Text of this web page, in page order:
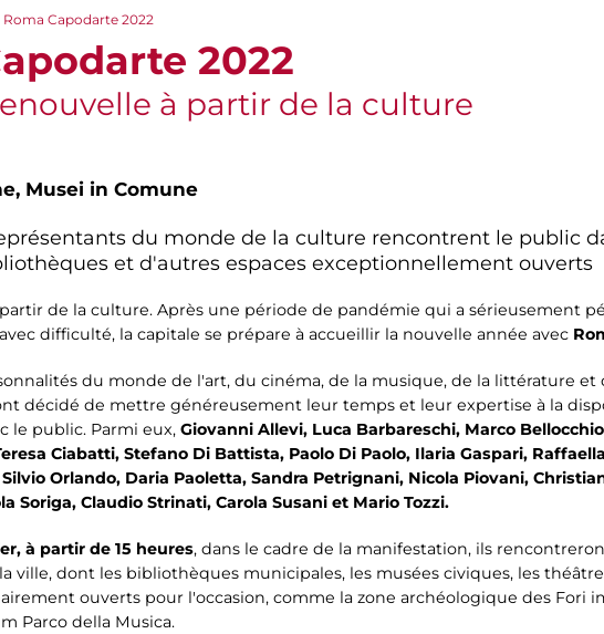
Roma Capodarte 2022
2022
à partir de la culture
Musei in Comune
du monde de la culture rencontrent le public
et d'autres espaces exceptionnellement ouverts
de la culture. Après une période de pandémie qui a sérieusement
difficulté, la capitale se prépare à accueillir la nouvelle année avec
du monde de l'art, du cinéma, de la musique, de la littérature
décidé de mettre généreusement leur temps et leur expertise à la
le public. Parmi eux, Giovanni Allevi, Luca Barbareschi, Marco
Ciabatti, Stefano Di Battista, Paolo Di Paolo, Ilaria Gaspari,
Orlando, Daria Paoletta, Sandra Petrignani, Nicola Piovani,
Soriga, Claudio Strinati, Carola Susani et Mario Tozzi.
à partir de 15 heures, dans le cadre de la manifestation, ils
ville, dont les bibliothèques municipales, les musées civiques, les
ouverts pour l'occasion, comme la zone archéologique des Fori
Parco della Musica.